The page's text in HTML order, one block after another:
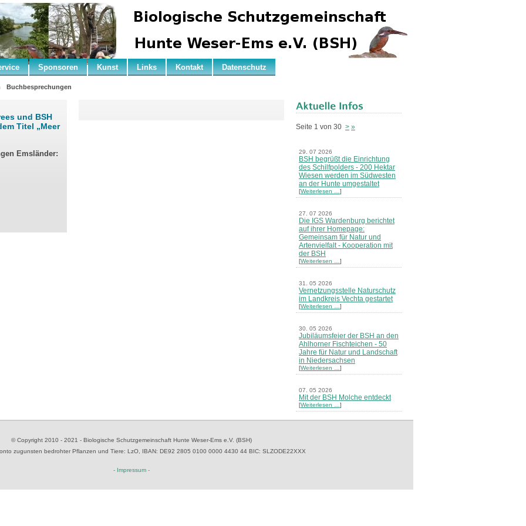
Sponsoren Kunst Links Kontakt Datenschutz
Buchbesprechungen
und BSH
Titel „Meer
Emsländer:
Seite 1 von 30 > »
29. 07 2026
BSH begrüßt die Einrichtung
des Schilfpolders - 200 Hektar
Wiesen werden im Südwesten
an der Hunte umgestaltet
[Weiterlesen … ]
27. 07 2026
Die IGS Wardenburg berichtet
auf ihrer Homepage:
Gemeinsam für Natur und
Artenvielfalt - Kooperation mit
der BSH
[Weiterlesen … ]
31. 05 2026
Vernetzungsstelle Naturschutz
im Landkreis Vechta gestartet
[Weiterlesen … ]
30. 05 2026
Jubiläumsfeier der BSH an den
Ahlhorner Fischteichen - 50
Jahre für Natur und Landschaft
in Niedersachsen
[Weiterlesen … ]
07. 05 2026
Mit der BSH Molche entdeckt
[Weiterlesen … ]
[Weiterlesen …
© Copyright 2010 - 2021 - Biologische Schutzgemeinschaft Hunte Weser-Ems e.V. (BSH)
zugunsten bedrohter Pflanzen und Tiere: LzO, IBAN: DE92 2805 0100 0000 4430 44 BIC: SLZODE22XXX
- Impressum -